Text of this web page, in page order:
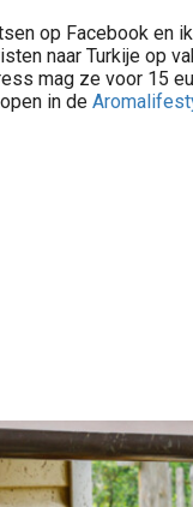
op Facebook
naar Turkije op
mag ze voor 15
in de